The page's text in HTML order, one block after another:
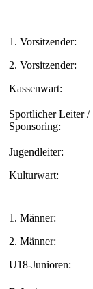
1. Vorsitzender:
2. Vorsitzender:
Kassenwart:
Sportlicher Leiter /
Sponsoring:
Jugendleiter:
Kulturwart:
1. Männer:
2. Männer:
U18-Junioren: